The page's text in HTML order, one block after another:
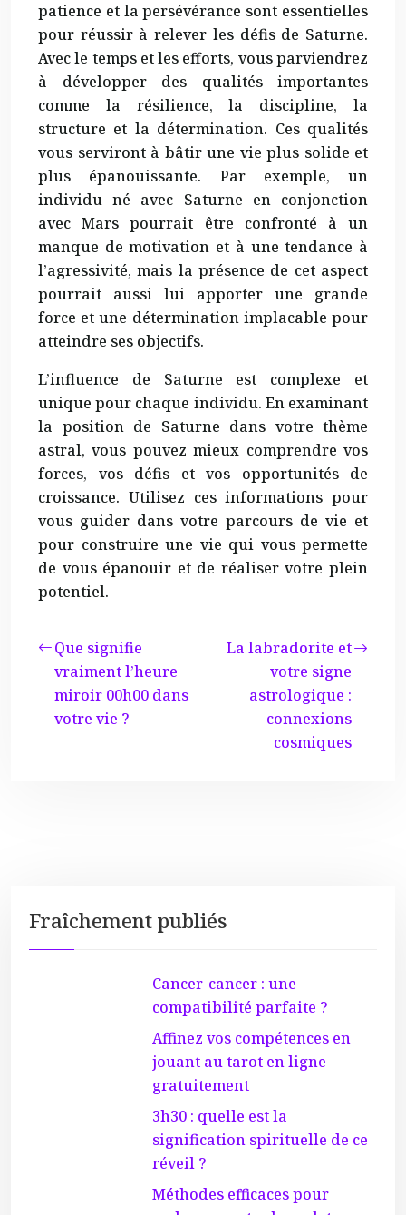
patience et la persévérance sont essentielles
pour réussir à relever les défis de Saturne.
Avec le temps et les efforts, vous parviendrez
à développer des qualités importantes
comme la résilience, la discipline, la
structure et la détermination. Ces qualités
vous serviront à bâtir une vie plus solide et
plus épanouissante. Par exemple, un
individu né avec Saturne en conjonction
avec Mars pourrait être confronté à un
manque de motivation et à une tendance à
l’agressivité, mais la présence de cet aspect
pourrait aussi lui apporter une grande
force et une détermination implacable pour
atteindre ses objectifs.
L’influence de Saturne est complexe et
unique pour chaque individu. En examinant
la position de Saturne dans votre thème
astral, vous pouvez mieux comprendre vos
forces, vos défis et vos opportunités de
croissance. Utilisez ces informations pour
vous guider dans votre parcours de vie et
pour construire une vie qui vous permette
de vous épanouir et de réaliser votre plein
potentiel.
Que signifie
vraiment l’heure
miroir 00h00 dans
votre vie ?
La labradorite et
votre signe
astrologique :
connexions
cosmiques
Fraîchement publiés
Cancer-cancer : une
compatibilité parfaite ?
Affinez vos compétences en
jouant au tarot en ligne
gratuitement
3h30 : quelle est la
signification spirituelle de ce
réveil ?
Méthodes efficaces pour